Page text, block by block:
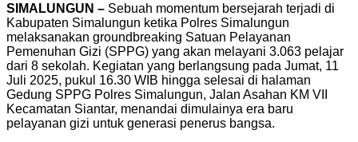
SIMALUNGUN – Sebuah momentum bersejarah terjadi di
Kabupaten Simalungun ketika Polres Simalungun
melaksanakan groundbreaking Satuan Pelayanan
Pemenuhan Gizi (SPPG) yang akan melayani 3.063 pelajar
dari 8 sekolah. Kegiatan yang berlangsung pada Jumat, 11
Juli 2025, pukul 16.30 WIB hingga selesai di halaman
Gedung SPPG Polres Simalungun, Jalan Asahan KM VII
Kecamatan Siantar, menandai dimulainya era baru
pelayanan gizi untuk generasi penerus bangsa.